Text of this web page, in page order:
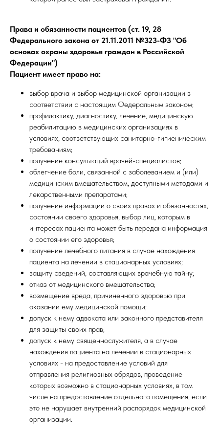
Права и обязанности пациентов (ст. 19, 28
Федерального закона от 21.11.2011 №323-ФЗ "Об
основах охраны здоровья граждан в Российской
Федерации")
Пациент имеет право на:
выбор врача и выбор медицинской организации в
соответствии с настоящим Федеральным законом;
профилактику, диагностику, лечение, медицинскую
реабилитацию в медицинских организациях в
условиях, соответствующих санитарно-гигиеническим
требованиям;
получение консультаций врачей-специалистов;
облегчение боли, связанной с заболеванием и (или)
медицинским вмешательством, доступными методами и
лекарственными препаратами;
получение информации о своих правах и обязанностях,
состоянии своего здоровья, выбор лиц, которым в
интересах пациента может быть передана информация
о состоянии его здоровья;
получение лечебного питания в случае нахождения
пациента на лечении в стационарных условиях;
защиту сведений, составляющих врачебную тайну;
отказ от медицинского вмешательства;
возмещение вреда, причиненного здоровью при
оказании ему медицинской помощи;
допуск к нему адвоката или законного представителя
для защиты своих прав;
допуск к нему священнослужителя, а в случае
нахождения пациента на лечении в стационарных
условиях - на предоставление условий для
отправления религиозных обрядов, проведение
которых возможно в стационарных условиях, в том
числе на предоставление отдельного помещения, если
это не нарушает внутренний распорядок медицинской
организации.